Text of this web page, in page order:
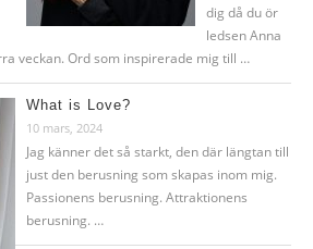
dig då du ör
ledsen Anna
veckan. Ord som inspirerade mig till …
What is Love?
10 mars, 2024
Jag känner det så starkt, den där längtan till
just den berusning som skapas inom mig.
Passionens berusning. Attraktionens
berusning. …